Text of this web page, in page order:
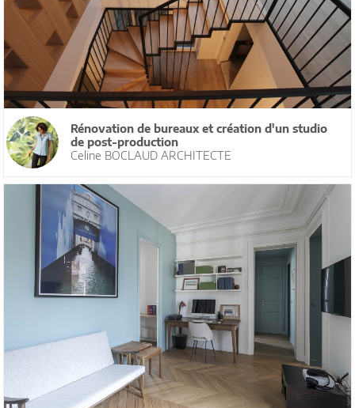
Rénovation de bureaux et création d'un studio
de post-production
Celine BOCLAUD ARCHITECTE